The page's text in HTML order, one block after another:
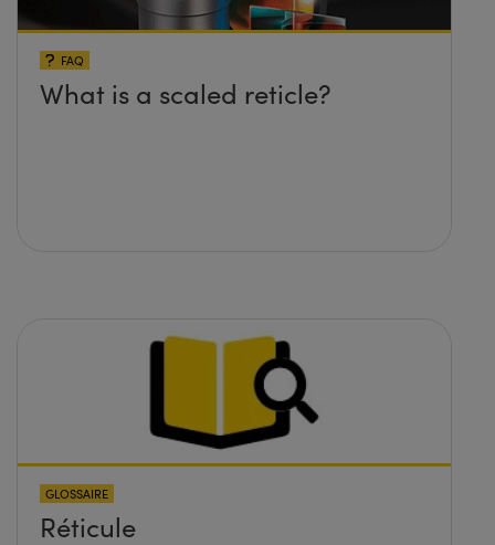
FAQ
What is a scaled reticle?
GLOSSAIRE
Réticule